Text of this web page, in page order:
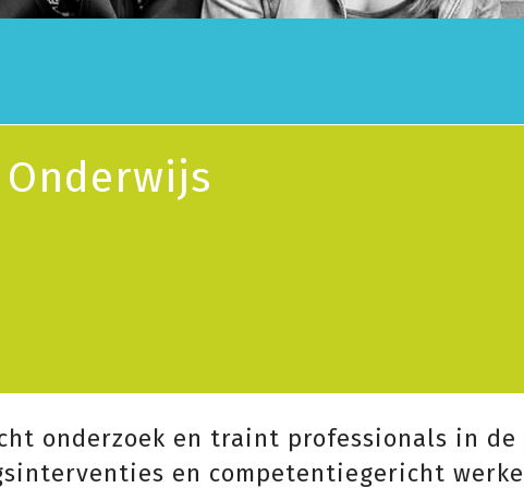
onderzoek en traint professionals in
en competentiegericht